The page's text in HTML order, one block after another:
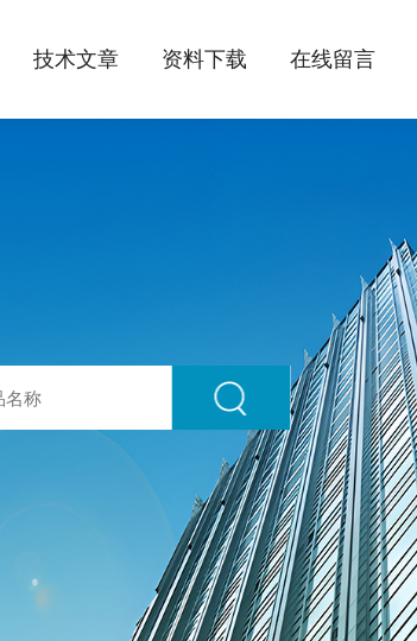
技术文章 资料下载 在线留言